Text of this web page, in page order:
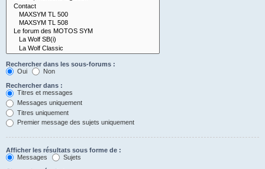
Rechercher dans les sous-forums :
Oui
Non
Rechercher dans :
Titres et messages
Messages uniquement
Titres uniquement
Premier message des sujets uniquement
Afficher les résultats sous forme de :
Messages
Sujets